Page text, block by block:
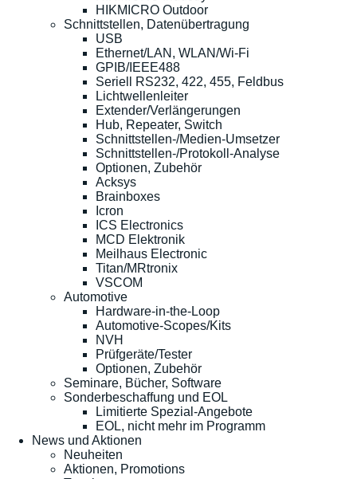
HIKMICRO Outdoor
Schnittstellen, Datenübertragung
USB
Ethernet/LAN, WLAN/Wi-Fi
GPIB/IEEE488
Seriell RS232, 422, 455, Feldbus
Lichtwellenleiter
Extender/Verlängerungen
Hub, Repeater, Switch
Schnittstellen-/Medien-Umsetzer
Schnittstellen-/Protokoll-Analyse
Optionen, Zubehör
Acksys
Brainboxes
Icron
ICS Electronics
MCD Elektronik
Meilhaus Electronic
Titan/MRtronix
VSCOM
Automotive
Hardware-in-the-Loop
Automotive-Scopes/Kits
NVH
Prüfgeräte/Tester
Optionen, Zubehör
Seminare, Bücher, Software
Sonderbeschaffung und EOL
Limitierte Spezial-Angebote
EOL, nicht mehr im Programm
News und Aktionen
Neuheiten
Aktionen, Promotions